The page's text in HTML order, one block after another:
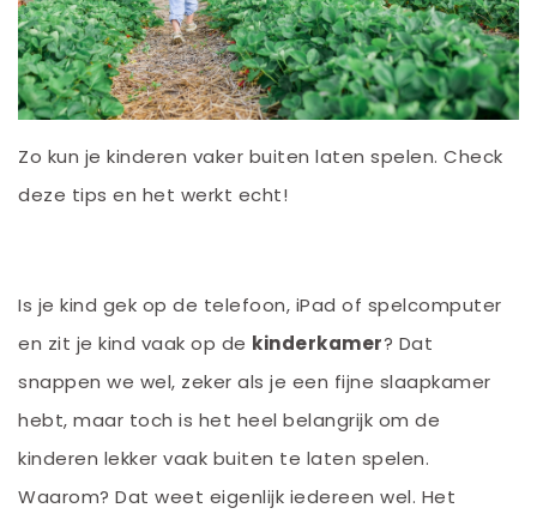
Zo kun je kinderen vaker buiten laten spelen. Check
deze tips en het werkt echt!
Is je kind gek op de telefoon, iPad of spelcomputer
en zit je kind vaak op de kinderkamer? Dat
snappen we wel, zeker als je een fijne slaapkamer
hebt, maar toch is het heel belangrijk om de
kinderen lekker vaak buiten te laten spelen.
Waarom? Dat weet eigenlijk iedereen wel. Het